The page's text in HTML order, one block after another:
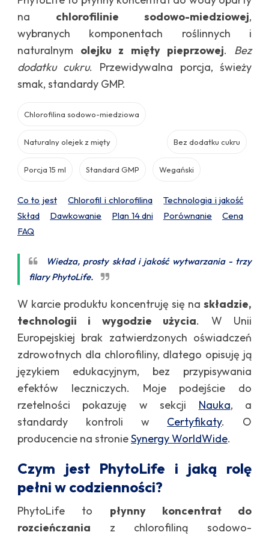
na chlorofilinie sodowo-miedziowej,
wybranych komponentach roślinnych i
naturalnym olejku z mięty pieprzowej. Bez
dodatku cukru. Przewidywalna porcja, świeży
smak, standardy GMP.
Chlorofilina sodowo-miedziowa
Naturalny olejek z mięty Bez dodatku cukru
Porcja 15 ml Standard GMP Wegański
Co to jest Chlorofil i chlorofilina
Technologia i jakość
Skład
Dawkowanie Plan 14 dni Porównanie
Cena
FAQ
Wiedza, prosty skład i jakość wytwarzania - trzy
filary PhytoLife.
W karcie produktu koncentruję się naskładzie,
technologii i wygodzie użycia. W Unii
Europejskiej brak zatwierdzonych oświadczeń
zdrowotnych dla chlorofiliny, dlatego opisuję ją
językiem edukacyjnym, bez przypisywania
efektów leczniczych. Moje podejście do
rzetelności pokazuję w sekcji Nauka, a
standardy kontroli w Certyfikaty. O
producencie na stronieSynergy WorldWide.
Czym jest PhytoLife i jaką rolę
pełni w codzienności?
PhytoLife to płynny koncentrat do
rozcieńczania z chlorofiliną sodowo-